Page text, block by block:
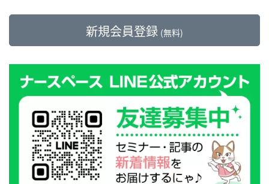
新規会員登録 (無料)